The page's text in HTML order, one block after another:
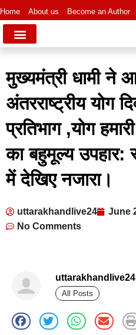
Home About us Become an Author
मुख्यमंत्री धामी
अंतरराष्ट्रीय योग
प्रतिभाग ,योग
का बहुमूल्य उपहार:
में देखिए नजारा।
uttarakhandlive24 June
No Comments
uttarakhandlive24
All Posts